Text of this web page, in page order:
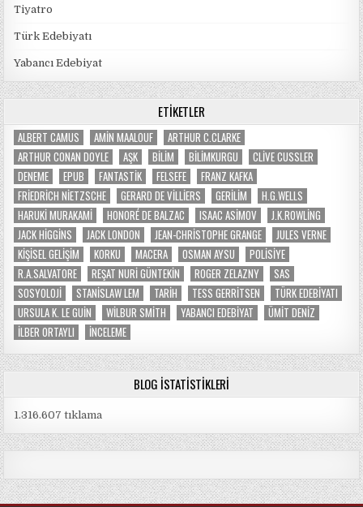
Tiyatro
Türk Edebiyatı
Yabancı Edebiyat
ETIKETLER
ALBERT CAMUS AMIN MAALOUF
ARTHUR C.CLARKE
ARTHUR CONAN DOYLE
AŞK BILIM BILIMKURGU
CLIVE CUSSLER
DENEME
EPUB FANTASTIK FELSEFE
FRANZ KAFKA
FRIEDRICH NIETZSCHE
GERARD DE VILLIERS GERILIM
H.G.WELLS
HARUKI MURAKAMI
HONORÉ DE BALZAC ISAAC ASIMOV
J.K.ROWLING
JACK HIGGINS
JACK LONDON JEAN-CHRISTOPHE GRANGE
JULES VERNE
KIŞISEL GELIŞIM
KORKU MACERA OSMAN AYSU
POLISIYE
R.A.SALVATORE
REŞAT NURI GÜNTEKIN ROGER ZELAZNY
SAS
SOSYOLOJI
STANISLAW LEM TARIH TESS GERRITSEN
TÜRK EDEBIYATI
URSULA K. LE GUIN
WILBUR SMITH YABANCI EDEBIYAT
ÜMIT DENIZ
İLBER ORTAYLI
İNCELEME
BLOG İSTATISTIKLERI
1.316.607 tıklama